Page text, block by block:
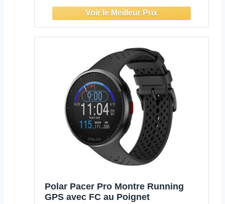
Polar Pacer Pro Montre Running
GPS avec FC au Poignet